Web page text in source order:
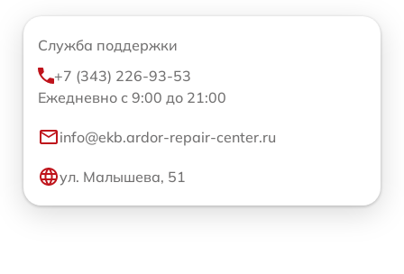
Служба поддержки
+7 (343) 226-93-53
Ежедневно с 9:00 до 21:00
info@ekb.ardor-repair-center.ru
ул. Малышева, 51